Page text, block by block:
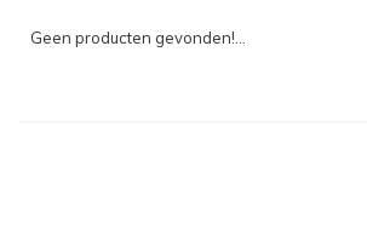
Geen producten gevonden!...